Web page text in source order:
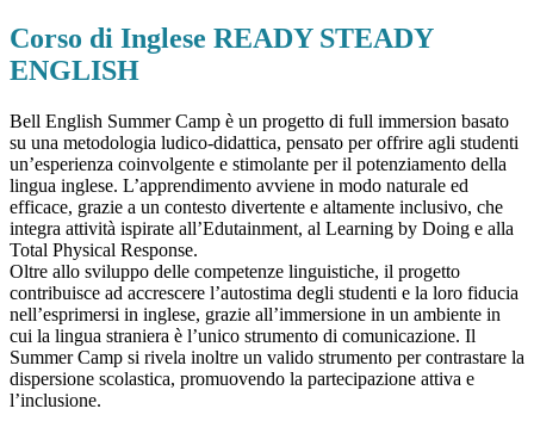
Corso di Inglese READY STEADY
ENGLISH
Bell English Summer Camp è un progetto di full immersion basato
su una metodologia ludico-didattica, pensato per offrire agli studenti
un’esperienza coinvolgente e stimolante per il potenziamento della
lingua inglese. L’apprendimento avviene in modo naturale ed
efficace, grazie a un contesto divertente e altamente inclusivo, che
integra attività ispirate all’Edutainment, al Learning by Doing e alla
Total Physical Response.
Oltre allo sviluppo delle competenze linguistiche, il progetto
contribuisce ad accrescere l’autostima degli studenti e la loro fiducia
nell’esprimersi in inglese, grazie all’immersione in un ambiente in
cui la lingua straniera è l’unico strumento di comunicazione. Il
Summer Camp si rivela inoltre un valido strumento per contrastare la
dispersione scolastica, promuovendo la partecipazione attiva e
l’inclusione.